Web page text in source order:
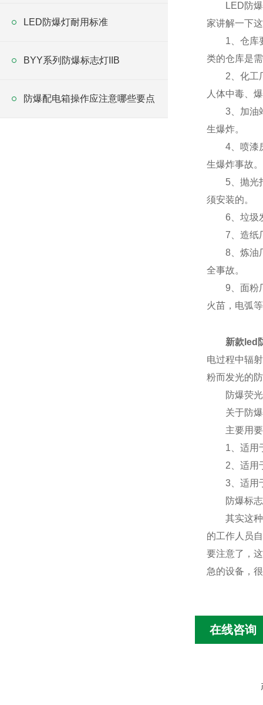
LED防爆灯耐用标准
BYY系列防爆标志灯IIB
防爆配电箱操作应注意哪些要点
LED防爆荧
家讲解一下
1、仓库要
类的仓库是
2、化工厂
人体中毒、
3、加油站
生爆炸。
4、喷漆房
生爆炸事故。
5、抛光打
须安装的。
6、垃圾发
7、造纸厂
8、炼油厂
全事故。
9、面粉厂
火苗，电弧
新款led
电过程中辐
粉而发光的
防爆荧光
关于防爆
主要用要
1、适用于
2、适用于
3、适用于
防爆标志：
其实这种防
的工作人员
要注意了，
急的设备，
在线咨询